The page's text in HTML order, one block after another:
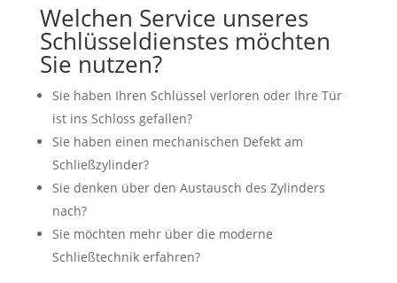
Welchen Service unseres
Schlüsseldienstes möchten
Sie nutzen?
Sie haben Ihren Schlüssel verloren oder Ihre Tür
ist ins Schloss gefallen?
Sie haben einen mechanischen Defekt am
Schließzylinder?
Sie denken über den Austausch des Zylinders
nach?
Sie möchten mehr über die moderne
Schließtechnik erfahren?